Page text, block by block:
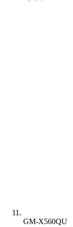
GM-X560QU